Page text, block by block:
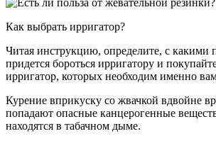
Как выбрать ирригатор?
Читая инструкцию, определите, с какими
придется бороться ирригатору и
ирригатор, которых необходим именно
Курение вприкуску со жвачкой вдвойне
попадают опасные канцерогенные
находятся в табачном дыме.